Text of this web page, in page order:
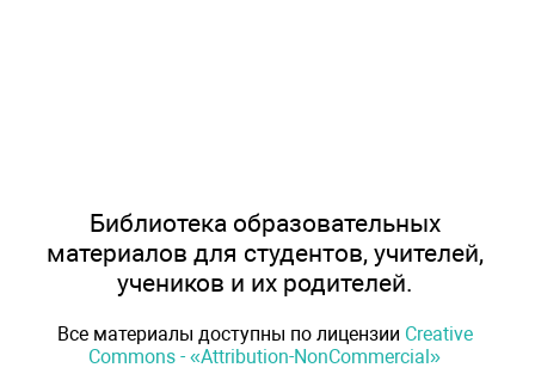
Библиотека образовательных
материалов для студентов, учителей,
учеников и их родителей.
Все материалы доступны по лицензии Creative
Commons - «Attribution-NonCommercial»